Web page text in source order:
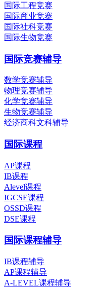
国际工程竞赛
国际商业竞赛
国际社科竞赛
国际生物竞赛
国际竞赛辅导
数学竞赛辅导
物理竞赛辅导
化学竞赛辅导
生物竞赛辅导
经济商科文科辅导
国际课程
AP课程
IB课程
Alevel课程
IGCSE课程
OSSD课程
DSE课程
国际课程辅导
IB课程辅导
AP课程辅导
A-LEVEL课程辅导